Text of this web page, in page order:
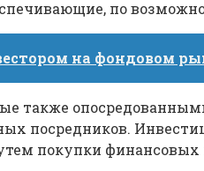
по
на фондовом
также
посредников.
покупки